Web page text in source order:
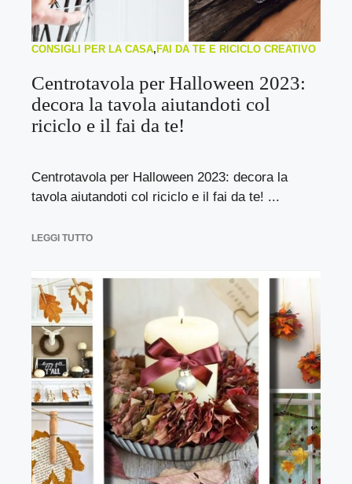
CONSIGLI PER LA CASA, FAI DA TE E RICICLO CREATIVO
Centrotavola per Halloween 2023:
decora la tavola aiutandoti col
riciclo e il fai da te!
Centrotavola per Halloween 2023: decora la
tavola aiutandoti col riciclo e il fai da te! ...
LEGGI TUTTO